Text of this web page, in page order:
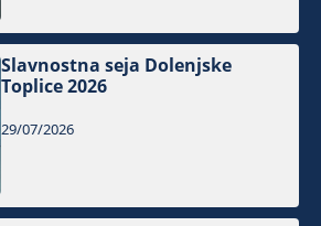
Slavnostna seja Dolenjske
Toplice 2026
29/07/2026